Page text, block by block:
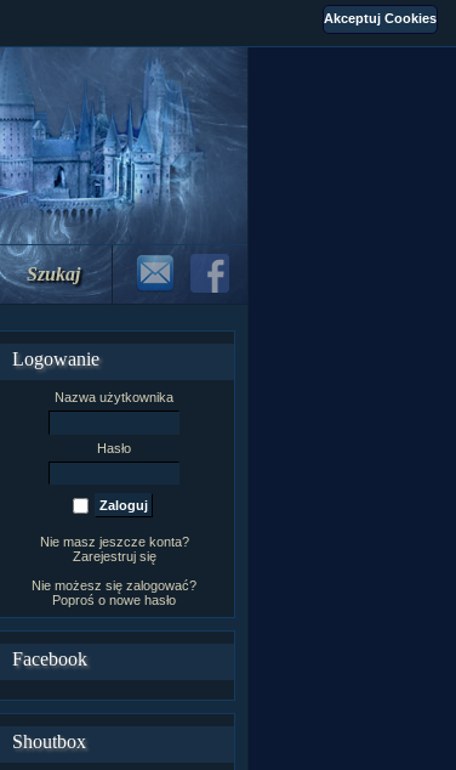
Szukaj
Logowanie
Nazwa użytkownika
Hasło
Nie masz jeszcze konta?
Zarejestruj się
Nie możesz się zalogować?
Poproś o nowe hasło
Facebook
Shoutbox